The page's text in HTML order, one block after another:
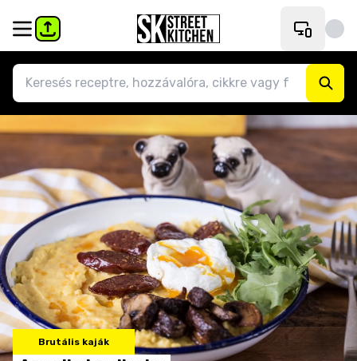
Brutális kaják